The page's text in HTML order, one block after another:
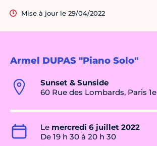
Armel DUPAS "Piano Solo"
Sunset & Sunside
60 Rue des Lombards, Paris 1e
Le mercredi 6 juillet 2022
De 19 h 30 à 20 h 30
Mise à jour le 29/04/2022